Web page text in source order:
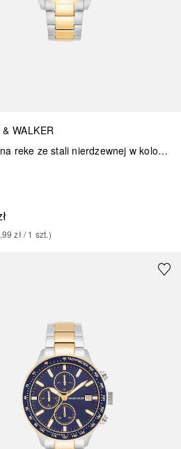
WALKER
Zegarek na reke ze stali nierdzewnej w kolorze srebrno/zlotym
zł / 1 szt.)